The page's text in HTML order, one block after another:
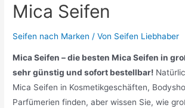
Mica Seifen
Seifen nach Marken / Von Seifen Liebhaber
Mica Seifen – die besten Mica Seifen in
sehr günstig und sofort bestellbar!
Mica Seifen in Kosmetikgeschäften,
Parfümerien finden, aber wissen Sie, wie